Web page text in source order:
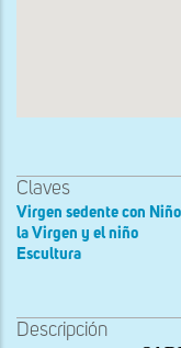
Claves
Virgen sedente con Niño
la Virgen y el niño
Escultura
Descripción